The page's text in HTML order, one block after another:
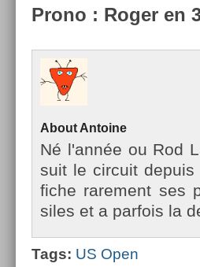
Prono : Roger en
About An­toine
Né l'année ou Rod
suit le cir­cuit
fiche rare­ment ses
siles et a par­fois la
Tags: US Open